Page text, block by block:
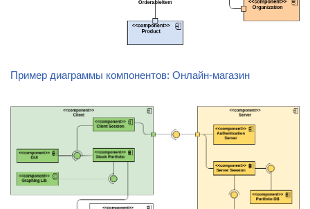
Пример диаграммы компонентов: Онлайн-магазин